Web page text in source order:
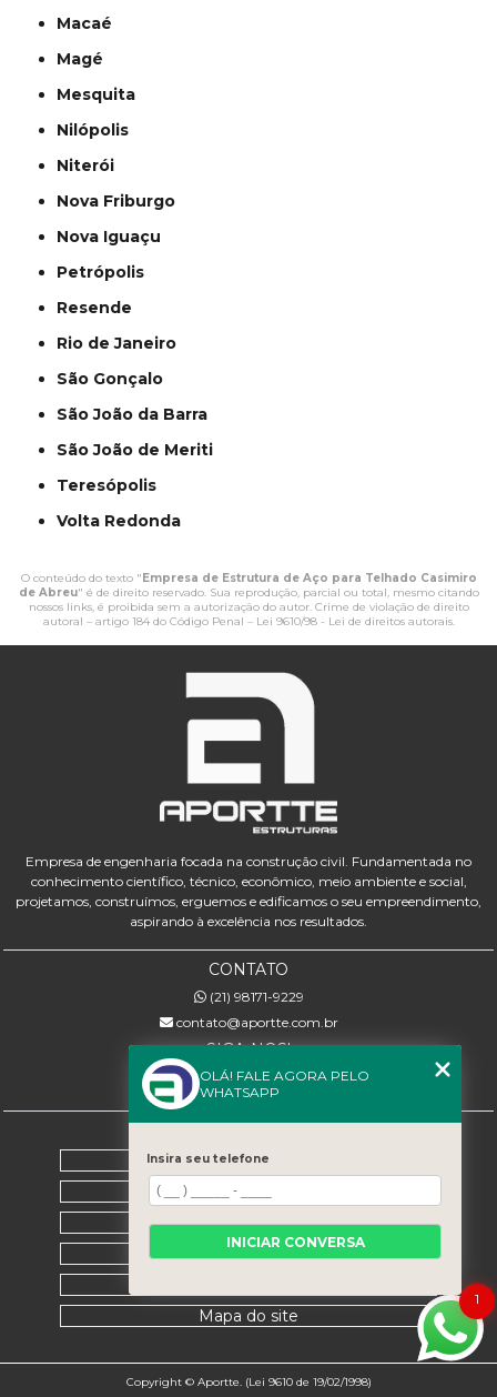
Macaé
Magé
Mesquita
Nilópolis
Niterói
Nova Friburgo
Nova Iguaçu
Petrópolis
Resende
Rio de Janeiro
São Gonçalo
São João da Barra
São João de Meriti
Teresópolis
Volta Redonda
O conteúdo do texto " Empresa de Estrutura de Aço para Telhado Casimiro
de Abreu" é de direito reservado. Sua reprodução, parcial ou total, mesmo citando
nossos links, é proibida sem a autorização do autor. Crime de violação de direito
autoral – artigo 184 do Código Penal – Lei 9610/98 - Lei de direitos autorais.
Empresa de engenharia focada na construção civil. Fundamentada no
conhecimento científico, técnico, econômico, meio ambiente e social,
projetamos, construímos, erguemos e edificamos o seu empreendimento,
aspirando à excelência nos resultados.
CONTATO
(21) 98171-9229
contato@aportte.com.br
SIGA-NOS!
Home
Sobre nós
Serviços
Contato
Mapa do site
Copyright © Aportte. (Lei 9610 de 19/02/1998)
1
OLÁ! FALE AGORA PELO
WHATSAPP
Insira seu telefone
INICIAR CONVERSA